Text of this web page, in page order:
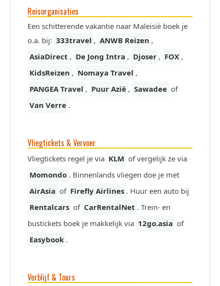
Reisorganisaties
Een schitterende vakantie naar Maleisië boek je
o.a. bij: 333travel , ANWB Reizen ,
AsiaDirect , De Jong Intra , Djoser , FOX ,
KidsReizen , Nomaya Travel ,
PANGEA Travel , Puur Azië , Sawadee of
Van Verre .
Vliegtickets & Vervoer
Vliegtickets regel je via KLM of vergelijk ze via
Momondo . Binnenlands vliegen doe je met
AirAsia of Firefly Airlines . Huur een auto bij
Rentalcars of CarRentalNet . Trein- en
bustickets boek je makkelijk via 12go.asia of
Easybook .
Verblijf & Tours